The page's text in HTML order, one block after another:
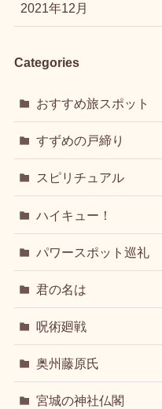
2021年12月
Categories
おすすめ旅スポット
すずめの戸締り
スピリチュアル
ハイキュー！
パワースポット巡礼
君の名は
呪術廻戦
奥州藤原氏
宮城の神社仏閣